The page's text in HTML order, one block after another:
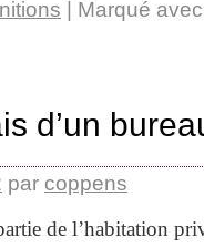
Marqué avec
d’un
par coppens
de l’habitation